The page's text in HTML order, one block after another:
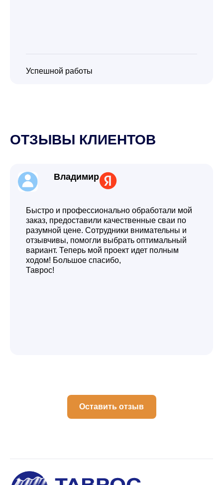
Успешной работы
ОТЗЫВЫ КЛИЕНТОВ
Владимир
Быстро и профессионально обработали мой
заказ, предоставили качественные сваи по
разумной цене. Сотрудники внимательны и
отзывчивы, помогли выбрать оптимальный
вариант. Теперь мой проект идет полным
ходом! Большое спасибо,
Таврос!
Оставить отзыв